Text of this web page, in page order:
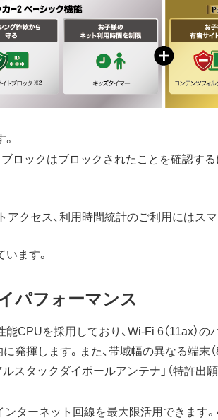
ロックはブロックされたことを確認す
クセス、利用時間統計のご利用にはス
ます。
パフォーマンス
を採用しており、Wi-Fi 6（11ax）
発揮します。また、帯域幅の異なる端末
タックダイポールアンテナ」（特許出
ンターネット回線を最大限活用できます